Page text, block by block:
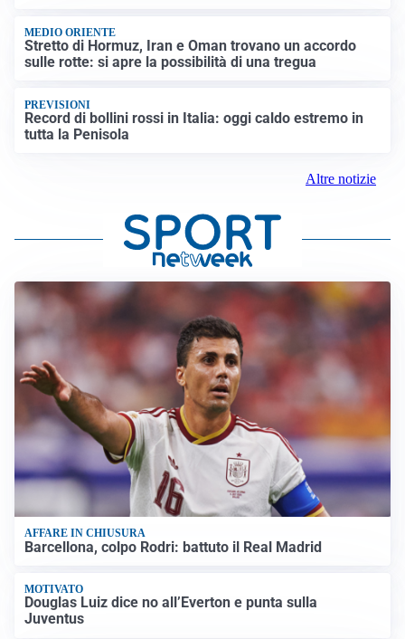
MEDIO ORIENTE
Stretto di Hormuz, Iran e Oman trovano un accordo
sulle rotte: si apre la possibilità di una tregua
PREVISIONI
Record di bollini rossi in Italia: oggi caldo estremo in
tutta la Penisola
Altre notizie
AFFARE IN CHIUSURA
Barcellona, colpo Rodri: battuto il Real Madrid
MOTIVATO
Douglas Luiz dice no all’Everton e punta sulla
Juventus